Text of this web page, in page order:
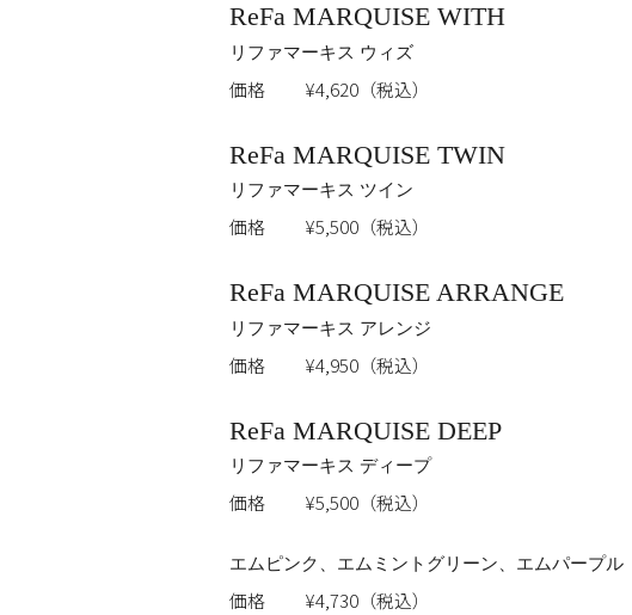
ReFa MARQUISE WITH
リファマーキス ウィズ
価格 ¥4,620（税込）
ReFa MARQUISE TWIN
リファマーキス ツイン
価格 ¥5,500（税込）
ReFa MARQUISE ARRANGE
リファマーキス アレンジ
価格 ¥4,950（税込）
ReFa MARQUISE DEEP
リファマーキス ディープ
価格 ¥5,500（税込）
エムピンク、エムミントグリーン、エムパープル
価格 ¥4,730（税込）